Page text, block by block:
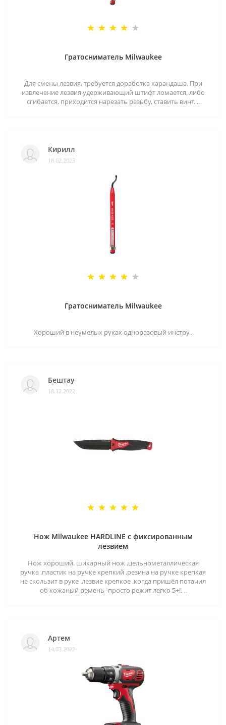
Гратосниматель Milwaukee
Для смены лезвия, требуется доработка карандаша. При
извлечение лезвия удерживающий штифт ломается, либо
сгибается, приходится нарезать резьбу, ставить винт. ..
Кирилл
18.02.2023
Гратосниматель Milwaukee
Хороший в неумелых руках одноразовый инстру..
Бештау
18.12.2022
Нож Milwaukee HARDLINE с фиксированным
лезвием
Нож хороший. шикарный нож ,цельнометаллическая
ручка .пластик на ручке крепкий ,резина на ручке крепкая
не скользит в руке .лезвие крепкое .когда пришёл потачил
об кожаный ремень -просто режит легко 5+!. ..
Артем
14.03.2022